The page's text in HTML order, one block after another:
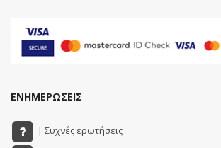
ΕΝΗΜΕΡΩΣΕΙΣ
| Συχνές ερωτήσεις